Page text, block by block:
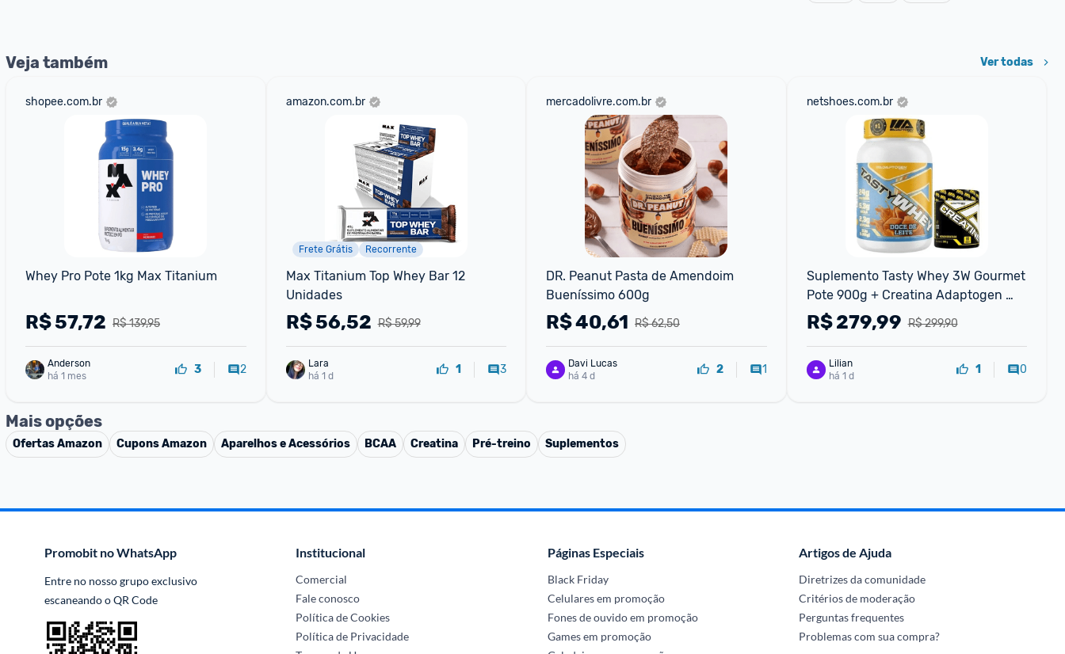
Veja também Ver todas
shopee.com.br
Whey Pro Pote 1kg Max Titanium
R$ 139,95
R$57,72
Anderson
há 1 mes
3 2
amazon.com.br
Frete Grátis Recorrente
Max Titanium Top Whey Bar 12
Unidades
R$ 59,99
R$56,52
Lara
há 1 d
1 3
mercadolivre.com.br
DR. Peanut Pasta de Amendoim
Bueníssimo 600g
R$ 62,50
R$40,61
Davi Lucas
há 4 d
2 1
netshoes.com.br
Suplemento Tasty Whey 3W Gourmet
Pote 900g + Creatina Adaptogen
300g
R$ 299,90
R$279,99
Lilian
há 1 d
1 0
Mais opções
OfertasAmazon CuponsAmazon Aparelhos e Acessórios BCAA Creatina Pré-treino Suplementos
Promobit no WhatsApp
Entre no nosso grupo exclusivo
escaneando o QR Code
Institucional
Comercial
Fale conosco
Política de Cookies
Política de Privacidade
Páginas Especiais
Black Friday
Celulares em promoção
Fones de ouvido em promoção
Games em promoção
Artigos de Ajuda
Diretrizes da comunidade
Critérios de moderação
Perguntas frequentes
Problemas com sua compra?